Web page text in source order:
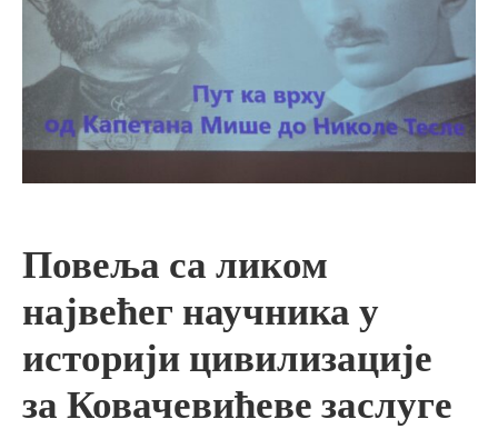
Повеља са ликом
највећег научника у
историји цивилизације
за Ковачевићеве заслуге